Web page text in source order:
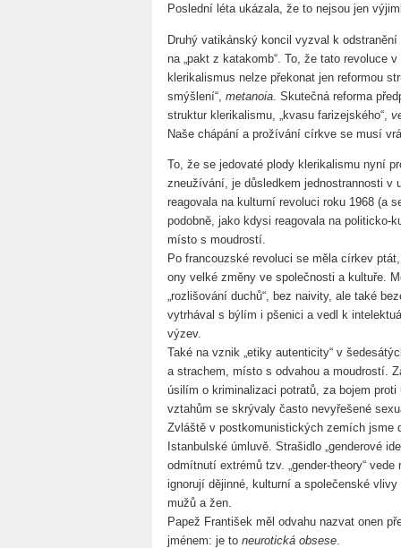
Poslední léta ukázala, že to nejsou jen
Druhý vatikánský koncil vyzval k
na „pakt z katakomb“. To, že tato revoluce
klerikalismus nelze překonat jen reformou
smýšlení“, metanoia . Skutečná reforma
struktur klerikalismu, „kvasu farizejského“,
Naše chápání a prožívání církve se musí
To, že se jedovaté plody klerikalismu nyní
zneužívání, je důsledkem jednostrannosti v
reagovala na kulturní revoluci roku 1968 (a
podobně, jako kdysi reagovala na politicko-
místo s moudrostí.
Po francouzské revoluci se měla církev
ony velké změny ve společnosti a kultuře.
„rozlišování duchů“, bez naivity, ale také
vytrhával s býlím i pšenici a vedl k
výzev.
Také na vznik „etiky autenticity“ v
a strachem, místo s odvahou a moudrostí.
úsilím o kriminalizaci potratů, za bojem
vztahům se skrývaly často nevyřešené
Zvláště v postkomunistických zemích jsme
Istanbulské úmluvě. Strašidlo „genderové
odmítnutí extrémů tzv. „gender-theory“
ignorují dějinné, kulturní a společenské
mužů a žen.
Papež František měl odvahu nazvat onen
jménem: je to neurotická obsese